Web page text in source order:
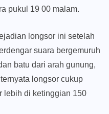
pukul 19 00 malam.
longsor ini setelah
suara bergemuruh
batu dari arah gunung,
longsor cukup
lebih di ketinggian 150